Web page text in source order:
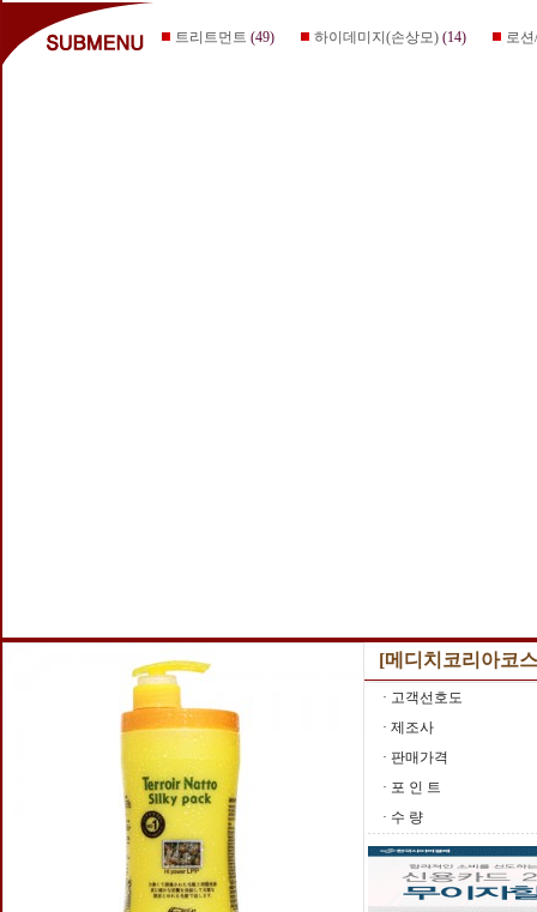
트리트먼트 (49) 하이데미지(손상모) (14) 로
[메디치코리아코
· 고객선호도
· 제조사
· 판매가격
· 포 인 트
· 수 량